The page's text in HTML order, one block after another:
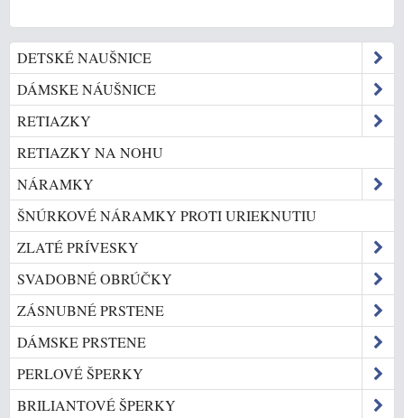
DETSKÉ NAUŠNICE
DÁMSKE NÁUŠNICE
RETIAZKY
RETIAZKY NA NOHU
NÁRAMKY
ŠNÚRKOVÉ NÁRAMKY PROTI URIEKNUTIU
ZLATÉ PRÍVESKY
SVADOBNÉ OBRÚČKY
ZÁSNUBNÉ PRSTENE
DÁMSKE PRSTENE
PERLOVÉ ŠPERKY
BRILIANTOVÉ ŠPERKY